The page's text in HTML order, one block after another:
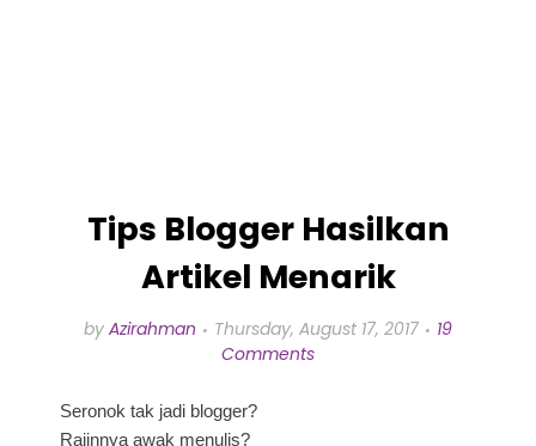
Tips Blogger Hasilkan
Artikel Menarik
by Azirahman Thursday, August 17, 2017
19
Comments
Seronok tak jadi blogger?
Rajinnya awak menulis?